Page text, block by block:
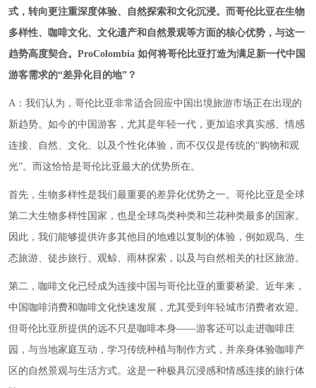
式，转向更注重深度体验、自然探索和文化沉浸。而哥伦比亚在生物
多样性、咖啡文化、文化遗产和自然景观等方面的核心优势，与这一
趋势高度契合。ProColombia 如何将哥伦比亚打造为满足新一代中国
游客需求的“差异化目的地”？
A：我们认为，哥伦比亚非常适合回应中国出境旅游市场正在出现的
新趋势。如今的中国游客，尤其是年轻一代，更加追求真实感、情感
连接、自然、文化、以及个性化体验，而不仅仅是传统的“购物和观
光”。而这恰恰是哥伦比亚最大的优势所在。
首先，生物多样性是我们最重要的差异化优势之一。哥伦比亚是全球
第二大生物多样性国家，也是全球鸟类种类和兰花种类最多的国家。
因此，我们能够提供许多其他目的地难以复制的体验，例如观鸟、生
态旅游、徒步旅行、观鲸、雨林探索，以及与自然相关的社区旅游。
第二，咖啡文化已经成为连接中国与哥伦比亚的重要桥梁。近年来，
中国咖啡消费和咖啡文化快速发展，尤其受到年轻城市消费者欢迎。
但哥伦比亚所提供的远不只是咖啡本身——游客还可以走进咖啡庄
园，与当地家庭互动，学习传统种植与制作方式，并亲身体验咖啡产
区的自然景观与生活方式。这是一种极具沉浸感和情感连接的旅行体